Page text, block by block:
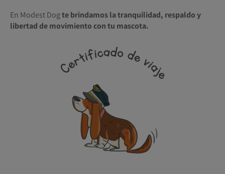
En Modest Dogte brindamos la tranquilidad, respaldo y
libertad de movimiento con tu mascota.